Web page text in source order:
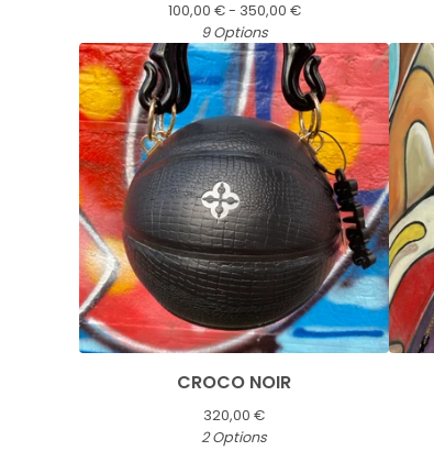
100,00 €- 350,00 €
9 Options
CROCO NOIR
320,00 €
2 Options